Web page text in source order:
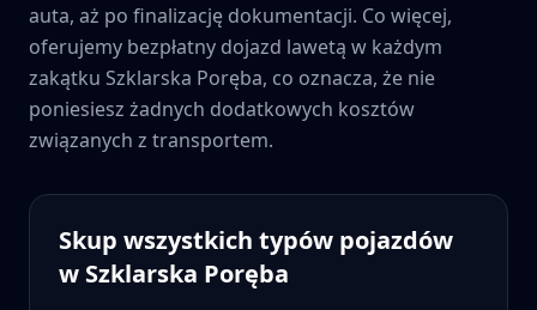
auta, aż po finalizację dokumentacji. Co więcej,
oferujemy bezpłatny dojazd lawetą w każdym
zakątku Szklarska Poręba, co oznacza, że nie
poniesiesz żadnych dodatkowych kosztów
związanych z transportem.
Skup wszystkich typów pojazdów
w Szklarska Poręba